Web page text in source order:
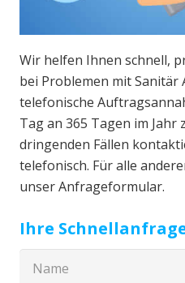
Wir helfen Ihnen schnell,
bei Problemen mit Sanitär
telefonische
Tag an 365 Tagen im Jahr
dringenden Fällen
telefonisch. Für alle
unser Anfrageformular.
Ihre